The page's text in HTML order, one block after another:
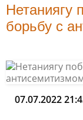
Нетаниягу
борьбу с
07.07.2022